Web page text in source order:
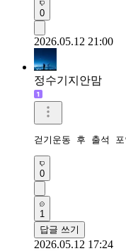
0
2026.05.12 21:00
정수기지안맘
걷기운동 후 출석
0
1
답글 쓰기
2026.05.12 17:24